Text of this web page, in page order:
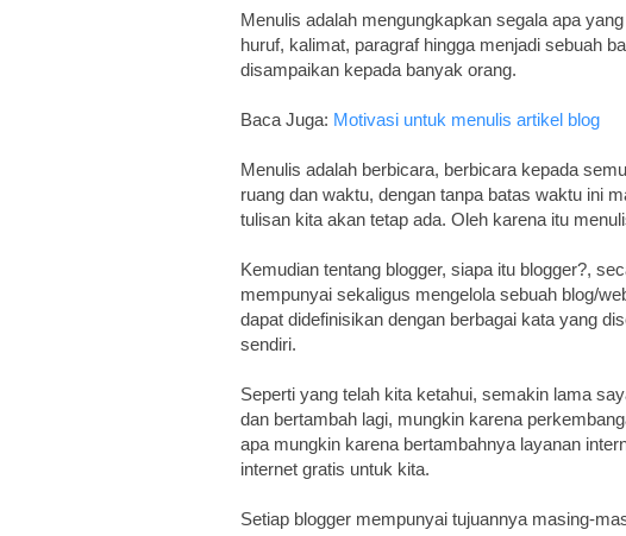
Menulis adalah mengungkapkan segala apa
huruf, kalimat, paragraf hingga menjadi sebuah
disampaikan kepada banyak orang.
Baca Juga: Motivasi untuk menulis artikel blog
Menulis adalah berbicara, berbicara kepada
ruang dan waktu, dengan tanpa batas waktu ini
tulisan kita akan tetap ada. Oleh karena itu
Kemudian tentang blogger, siapa itu blogger?,
mempunyai sekaligus mengelola sebuah blog/
dapat didefinisikan dengan berbagai kata yang
sendiri.
Seperti yang telah kita ketahui, semakin lama
dan bertambah lagi, mungkin karena
apa mungkin karena bertambahnya layanan
internet gratis untuk kita.
Setiap blogger mempunyai tujuannya masing-